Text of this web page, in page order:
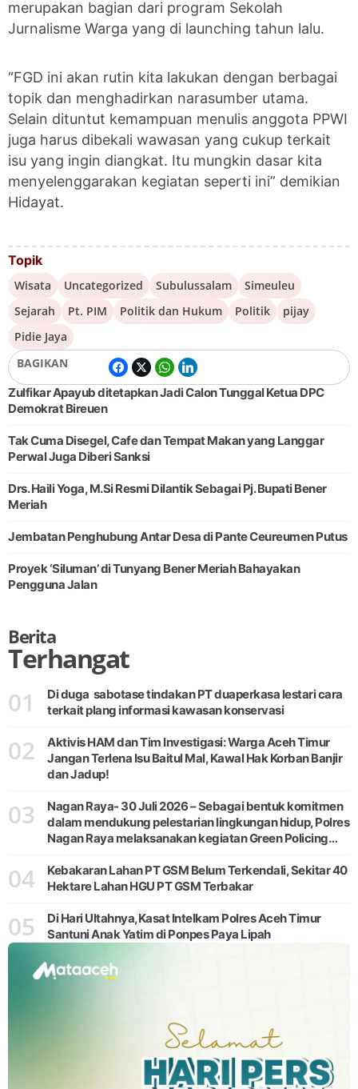
merupakan bagian dari program Sekolah
Jurnalisme Warga yang di launching tahun lalu.
“FGD ini akan rutin kita lakukan dengan berbagai
topik dan menghadirkan narasumber utama.
Selain dituntut kemampuan menulis anggota PPWI
juga harus dibekali wawasan yang cukup terkait
isu yang ingin diangkat. Itu mungkin dasar kita
menyelenggarakan kegiatan seperti ini” demikian
Hidayat.
Topik
Wisata Uncategorized Subulussalam
Simeuleu
Sejarah
Pt. PIM Politik dan Hukum Politik
pijay
Pidie Jaya
BAGIKAN
Zulfikar Apayub ditetapkan Jadi Calon Tunggal Ketua DPC
Demokrat Bireuen
Tak Cuma Disegel, Cafe dan Tempat Makan yang Langgar
Perwal Juga Diberi Sanksi
Drs. Haili Yoga, M.Si Resmi Dilantik Sebagai Pj. Bupati Bener
Meriah
Jembatan Penghubung Antar Desa di Pante Ceureumen Putus
Proyek ‘Siluman’ di Tunyang Bener Meriah Bahayakan
Pengguna Jalan
Berita
Terhangat
01
Di duga sabotase tindakan PT duaperkasa lestari cara
terkait plang informasi kawasan konservasi
02
Aktivis HAM dan Tim Investigasi: Warga Aceh Timur
Jangan Terlena Isu Baitul Mal, Kawal Hak Korban Banjir
dan Jadup!
03
Nagan Raya- 30 Juli 2026 – Sebagai bentuk komitmen
dalam mendukung pelestarian lingkungan hidup, Polres
Nagan Raya melaksanakan kegiatan Green Policing
Kecamatan Beutong, Kabupaten
04
Kebakaran Lahan PT GSM Belum Terkendali, Sekitar 40
Hektare Lahan HGU PT GSM Terbakar
05
Di Hari Ultahnya,Kasat Intelkam Polres Aceh Timur
Santuni Anak Yatim di Ponpes Paya Lipah